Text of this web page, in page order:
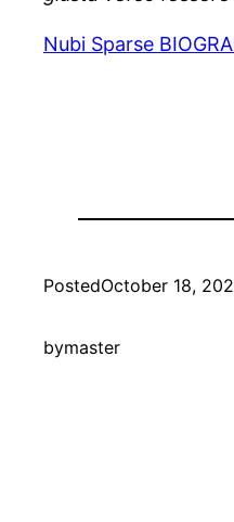
Nubi Sparse
PostedOctober 18,
bymaster